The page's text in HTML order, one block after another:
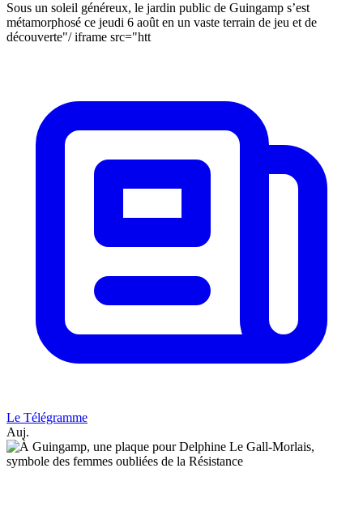
Sous un soleil généreux, le jardin public de Guingamp s’est
métamorphosé ce jeudi 6 août en un vaste terrain de jeu et de
découverte"/ iframe src="htt
Le Télégramme
Auj.